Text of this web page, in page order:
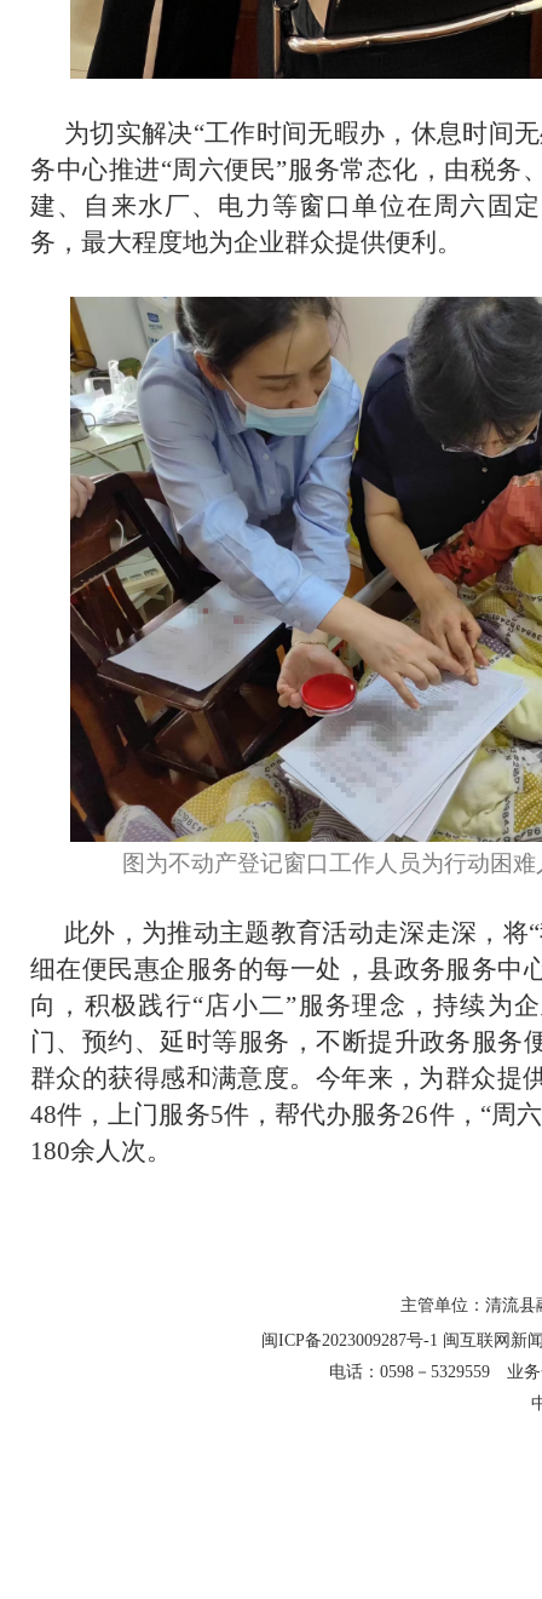
为切实解决“工作时间无暇办，休息时间
务中心推进“周六便民”服务常态化，由税务
建、自来水厂、电力等窗口单位在周六固
务，最大程度地为企业群众提供便利。
图为不动产登记窗口工作人员为行动困
此外，为推动主题教育活动走深走深，将
细在便民惠企服务的每一处，县政务服务中
向，积极践行“店小二”服务理念，持续为
门、预约、延时等服务，不断提升政务服务
群众的获得感和满意度。今年来，为群众提
48件，上门服务5件，帮代办服务26件，“周
180余人次。
主管单位：清流县
闽ICP备2023009287号-1 闽互联网新
电话：0598－5329559 业